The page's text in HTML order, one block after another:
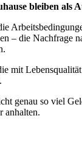
bleiben als
die Nachfrage
genau so viel
anhalten.